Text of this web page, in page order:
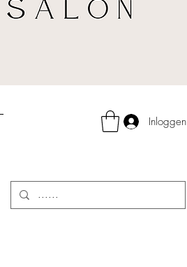
Inloggen